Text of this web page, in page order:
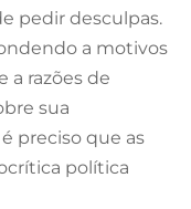
pedir desculpas.
a motivos
a razões de
sua
preciso que as
política